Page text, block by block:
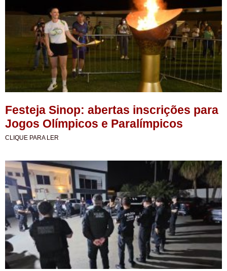
Festeja Sinop: abertas inscrições para
Jogos Olímpicos e Paralímpicos
CLIQUE PARA LER